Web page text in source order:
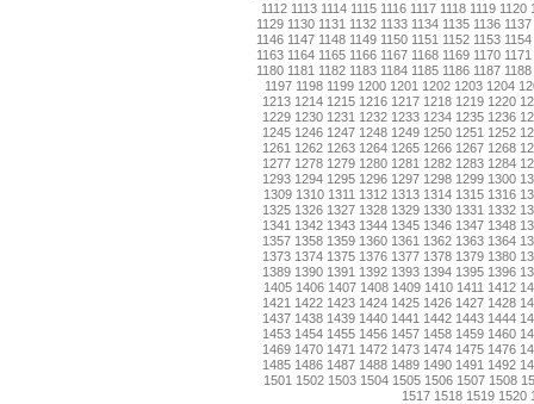
1112 1113 1114 1115 1116 1117 1118 1119 1120
1129 1130 1131 1132 1133 1134 1135 1136 1137
1146 1147 1148 1149 1150 1151 1152 1153 1154
1163 1164 1165 1166 1167 1168 1169 1170 1171
1180 1181 1182 1183 1184 1185 1186 1187 1188
1197 1198 1199 1200 1201 1202 1203 1204
1213 1214 1215 1216 1217 1218 1219 1220
1229 1230 1231 1232 1233 1234 1235 1236
1245 1246 1247 1248 1249 1250 1251 1252
1261 1262 1263 1264 1265 1266 1267 1268
1277 1278 1279 1280 1281 1282 1283 1284
1293 1294 1295 1296 1297 1298 1299 1300
1309 1310 1311 1312 1313 1314 1315 1316
1325 1326 1327 1328 1329 1330 1331 1332
1341 1342 1343 1344 1345 1346 1347 1348
1357 1358 1359 1360 1361 1362 1363 1364
1373 1374 1375 1376 1377 1378 1379 1380
1389 1390 1391 1392 1393 1394 1395 1396
1405 1406 1407 1408 1409 1410 1411 1412
1421 1422 1423 1424 1425 1426 1427 1428
1437 1438 1439 1440 1441 1442 1443 1444
1453 1454 1455 1456 1457 1458 1459 1460
1469 1470 1471 1472 1473 1474 1475 1476
1485 1486 1487 1488 1489 1490 1491 1492
1501 1502 1503 1504 1505 1506 1507 1508
1517 1518 1519 1520